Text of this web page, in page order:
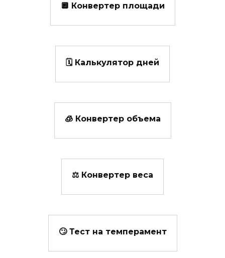
🔲 Конвертер площади
🗓️ Калькулятор дней
🧊 Конвертер объема
⚖️ Конвертер веса
🙄 Тест на темперамент